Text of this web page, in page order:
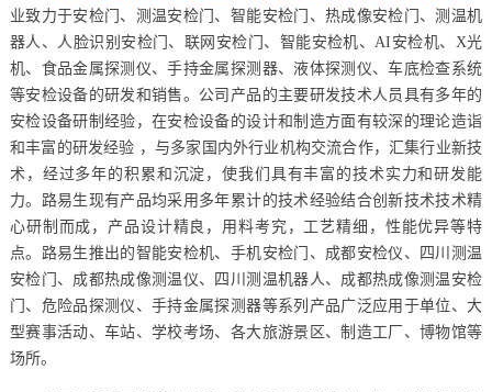
业致力于安检门、测温安检门、智能安检门、热成像安检门、测温机
器人、人脸识别安检门、联网安检门、智能安检机、AI安检机、X光
机、食品金属探测仪、手持金属探测器、液体探测仪、车底检查系统
等安检设备的研发和销售。公司产品的主要研发技术人员具有多年的
安检设备研制经验，在安检设备的设计和制造方面有较深的理论造诣
和丰富的研发经验 ，与多家国内外行业机构交流合作，汇集行业新技
术，经过多年的积累和沉淀，使我们具有丰富的技术实力和研发能
力。路易生现有产品均采用多年累计的技术经验结合创新技术技术精
心研制而成，产品设计精良，用料考究，工艺精细，性能优异等特
点。路易生推出的智能安检机、手机安检门、成都安检仪、四川测温
安检门、成都热成像测温仪、四川测温机器人、成都热成像测温安检
门、危险品探测仪、手持金属探测器等系列产品广泛应用于单位、大
型赛事活动、车站、学校考场、各大旅游景区、制造工厂、博物馆等
场所。